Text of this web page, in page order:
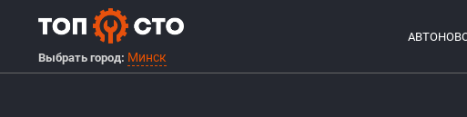
Выбрать город: Минск